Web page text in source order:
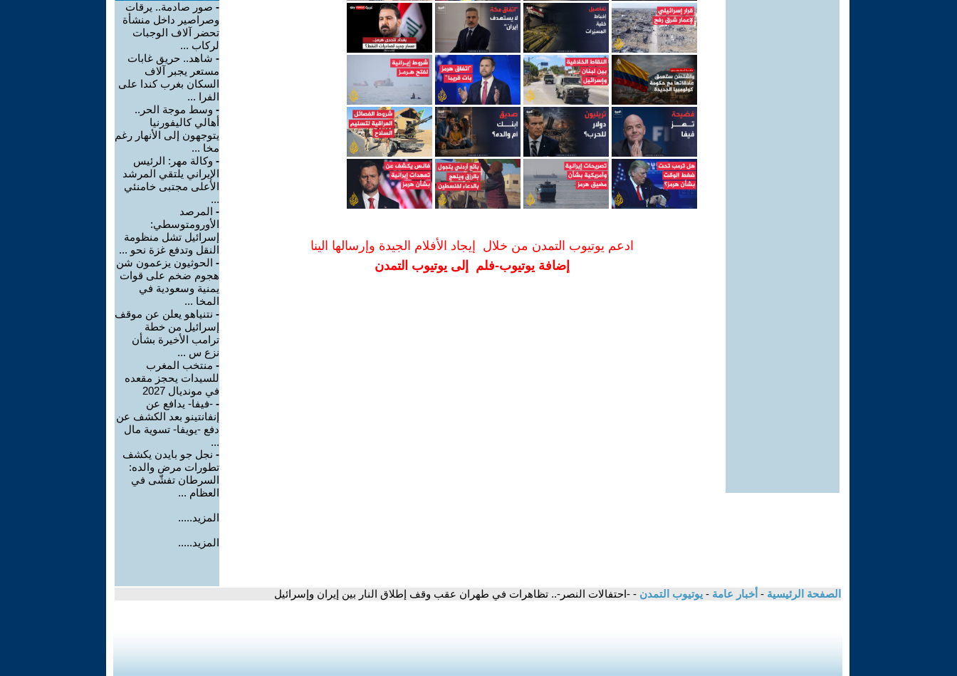
ادعم يوتيوب التمدن من خلال إيجاد الأفلام الجيدة وإرسالها الينا
إضافة يوتيوب-فلم إلى يوتيوب التمدن
- صور صادمة.. يرقات
وصراصير داخل منشأة
تحضر آلاف الوجبات
لركاب ...
- شاهد.. حريق غابات
مستعر يجبر آلاف
السكان بغرب كندا على
الفرا ...
- وسط موجة الحر..
أهالي كاليفورنيا
يتوجهون إلى الأنهار رغم
مخا ...
- وكالة مهر: الرئيس
الإيراني يلتقي المرشد
الأعلى مجتبى خامنئي
...
- المرصد
الأورومتوسطي:
إسرائيل تشل منظومة
النقل وتدفع غزة نحو ...
- الحوثيون يزعمون شن
هجوم ضخم على قوات
يمنية وسعودية في
المخا ...
- نتنياهو يعلن عن موقف
إسرائيل من خطة
ترامب الأخيرة بشأن
نزع س ...
- منتخب المغرب
للسيدات يحجز مقعده
في مونديال 2027
- -فيفا- يدافع عن
إنفانتينو بعد الكشف عن
دفع -يويفا- تسوية مال
...
- نجل جو بايدن يكشف
تطورات مرض والده:
السرطان تفشّى في
العظام ...
المزيد.....
المزيد.....
الصفحة الرئيسية - أخبار عامة - يوتيوب التمدن - -احتفالات النصر-.. تظاهرات في طهران عقب وقف إطلاق النار بين إيران وإسرائيل